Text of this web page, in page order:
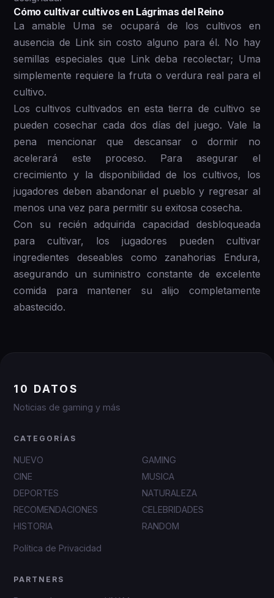
Cómo cultivar cultivos en Lágrimas del Reino
La amable Uma se ocupará de los cultivos en
ausencia de Link sin costo alguno para él. No hay
semillas especiales que Link deba recolectar; Uma
simplemente requiere la fruta o verdura real para el
cultivo.
Los cultivos cultivados en esta tierra de cultivo se
pueden cosechar cada dos días del juego. Vale la
pena mencionar que descansar o dormir no
acelerará este proceso. Para asegurar el
crecimiento y la disponibilidad de los cultivos, los
jugadores deben abandonar el pueblo y regresar al
menos una vez para permitir su exitosa cosecha.
Con su recién adquirida capacidad desbloqueada
para cultivar, los jugadores pueden cultivar
ingredientes deseables como zanahorias Endura,
asegurando un suministro constante de excelente
comida para mantener su alijo completamente
abastecido.
10 DATOS
Noticias de gaming y más
CATEGORÍAS
NUEVO
GAMING
CINE
MUSICA
DEPORTES
NATURALEZA
RECOMENDACIONES
CELEBRIDADES
HISTORIA
RANDOM
Política de Privacidad
PARTNERS